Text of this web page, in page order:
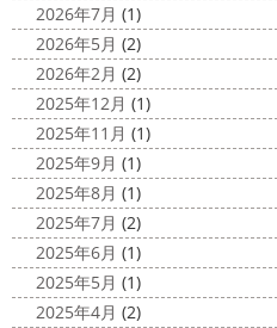
なりどんどん暖かくなってき
に行ってきました
腰まで頑
サリ切りたいとの事だったで
チほど切る ...
は真冬の寒さとなりましたが
日は都内の夜桜を観に行きま
2020/11/30
Bali
＊湘
こんにちは!!
け
南国
れるって最高ですね
だまだ普通にバリに行く事は
外に行けるようになりますよう
2020/11/26
海散歩
こんにちわ☼
寒くなりま
2026年7月 (1)
2026年5月 (2)
2026年2月 (2)
2025年12月 (1)
2025年11月 (1)
2025年9月 (1)
2025年8月 (1)
2025年7月 (2)
2025年6月 (1)
2025年5月 (1)
2025年4月 (2)